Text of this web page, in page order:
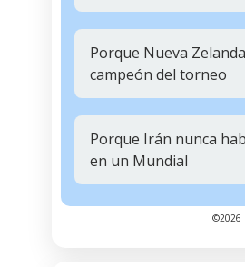
Porque Nueva
campeón del torneo
Porque Irán nunca
en un Mundial
©2026